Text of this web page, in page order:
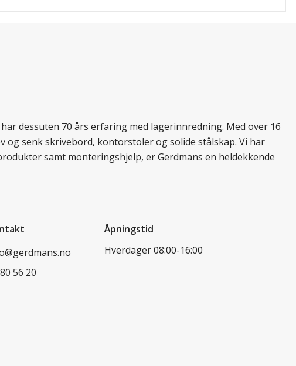
dessuten 70 års erfaring med lagerinnredning. Med over 16
og senk skrivebord, kontorstoler og solide stålskap. Vi har
samt monteringshjelp, er Gerdmans en heldekkende
56 20
Åpningstid
Hverdager 08:00-16:00